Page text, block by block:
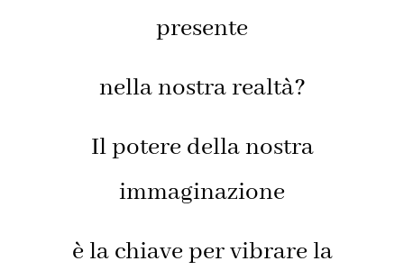
presente
nella nostra realtà?
Il potere della nostra
immaginazione
è la chiave per vibrare la